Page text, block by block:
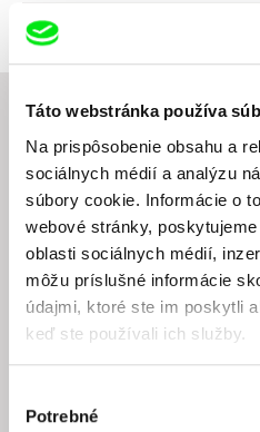
Táto webstránka používa
Na prispôsobenie obsahu a
sociálnych médií a analýzu
súbory cookie. Informácie o
webové stránky,
oblasti sociálnych médií,
môžu príslušné informácie
údajmi, ktoré ste im poskytli
keď ste používali ich služby.
súhlasu
Potrebné
e-mail:
Súvisiace filmy (20)
Jiří Menzel
Na samotě u lesa
Martin